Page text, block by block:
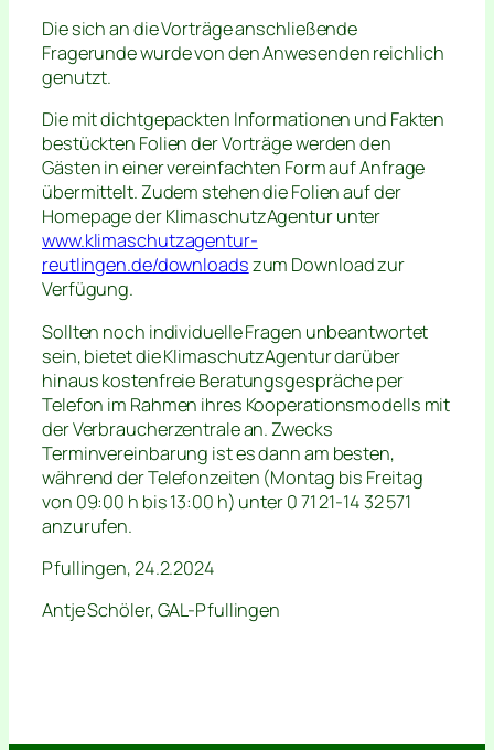
Die sich an die Vorträge anschließende
Fragerunde wurde von den Anwesenden reichlich
genutzt.
Die mit dichtgepackten Informationen und Fakten
bestückten Folien der Vorträge werden den
Gästen in einer vereinfachten Form auf Anfrage
übermittelt. Zudem stehen die Folien auf der
Homepage der KlimaschutzAgentur unter
www.klimaschutzagentur-
reutlingen.de/downloadszum Download zur
Verfügung.
Sollten noch individuelle Fragen unbeantwortet
sein, bietet die KlimaschutzAgentur darüber
hinaus kostenfreie Beratungsgespräche per
Telefon im Rahmen ihres Kooperationsmodells mit
der Verbraucherzentrale an. Zwecks
Terminvereinbarung ist es dann am besten,
während der Telefonzeiten (Montag bis Freitag
von 09:00 h bis 13:00 h) unter 0 71 21-14 32 571
anzurufen.
Pfullingen, 24.2.2024
Antje Schöler, GAL-Pfullingen